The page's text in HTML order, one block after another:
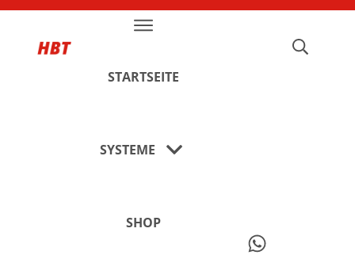
STARTSEITE
SYSTEME
SHOP